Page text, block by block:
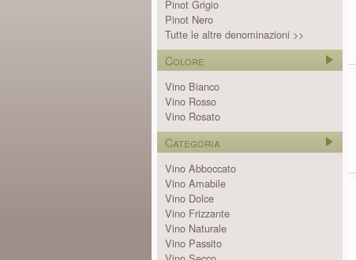
Pinot Grigio
Pinot Nero
Tutte le altre denominazioni >>
Colore
Vino Bianco
Vino Rosso
Vino Rosato
Categoria
Vino Abboccato
Vino Amabile
Vino Dolce
Vino Frizzante
Vino Naturale
Vino Passito